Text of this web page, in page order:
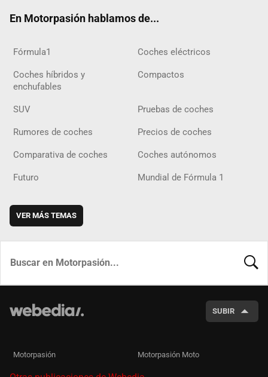
En Motorpasión hablamos de...
Fórmula1 Coches eléctricos
Coches híbridos y
enchufables
Compactos
SUV Pruebas de coches
Rumores de coches Precios de coches
Comparativa de coches Coches autónomos
Futuro Mundial de Fórmula 1
VER MÁS TEMAS
SUBIR
Motorpasión Motorpasión Moto